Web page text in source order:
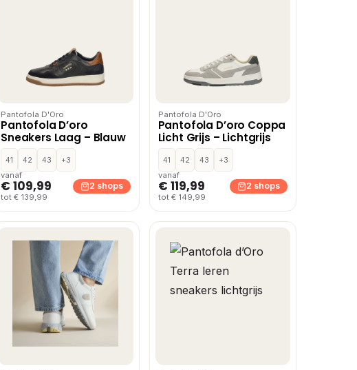
Pantofola D'Oro
Pantofola D’oro
Sneakers Laag – Blauw
41 42 43
+3
vanaf
€ 109,99
tot € 139,99
2 shops
Pantofola D'Oro
Pantofola D’oro Coppa
Licht Grijs – Lichtgrijs
41 42 43
+3
vanaf
€ 119,99
tot € 149,99
2 shops